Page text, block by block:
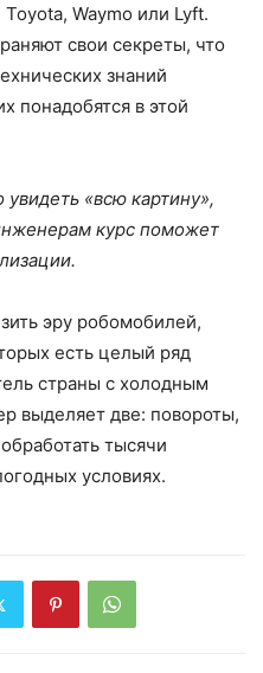
Waymo или Lyft.
свои секреты, что
знаний
понадобятся в этой
«всю картину»,
курс поможет
эру робомобилей,
есть целый ряд
страны с холодным
выделяет две: повороты,
тысячи
условиях.